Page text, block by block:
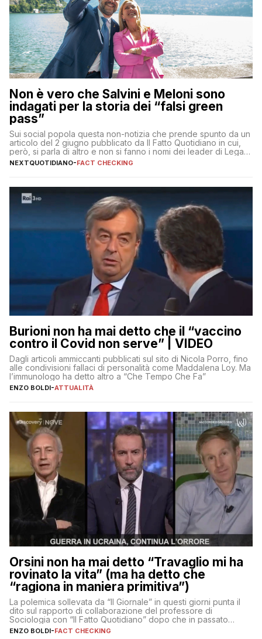
Non è vero che Salvini e Meloni sono
indagati per la storia dei “falsi green
pass”
Sui social popola questa non-notizia che prende spunto da un
articolo del 2 giugno pubblicato da Il Fatto Quotidiano in cui,
però, si parla di altro e non si fanno i nomi dei leader di Lega e
Fratelli d’Italia
NEXTQUOTIDIANO-FACT CHECKING
Burioni non ha mai detto che il “vaccino
contro il Covid non serve” | VIDEO
Dagli articoli ammiccanti pubblicati sul sito di Nicola Porro, fino
alle condivisioni fallaci di personalità come Maddalena Loy. Ma
l’immunologo ha detto altro a “Che Tempo Che Fa”
ENZO BOLDI-ATTUALITÀ
Orsini non ha mai detto “Travaglio mi ha
rovinato la vita” (ma ha detto che
“ragiona in maniera primitiva”)
La polemica sollevata da “Il Giornale” in questi giorni punta il
dito sul rapporto di collaborazione del professore di
Sociologia con “Il Fatto Quotidiano” dopo che in passato
erano volati stracci
ENZO BOLDI-FACT CHECKING